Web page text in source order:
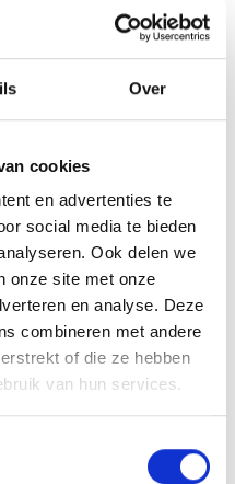
Over
cookies
en advertenties te
social media te bieden
Ook delen we
onze site met onze
en analyse. Deze
combineren met andere
of die ze hebben
van hun services.
Ø 37 CM
Meer informatie